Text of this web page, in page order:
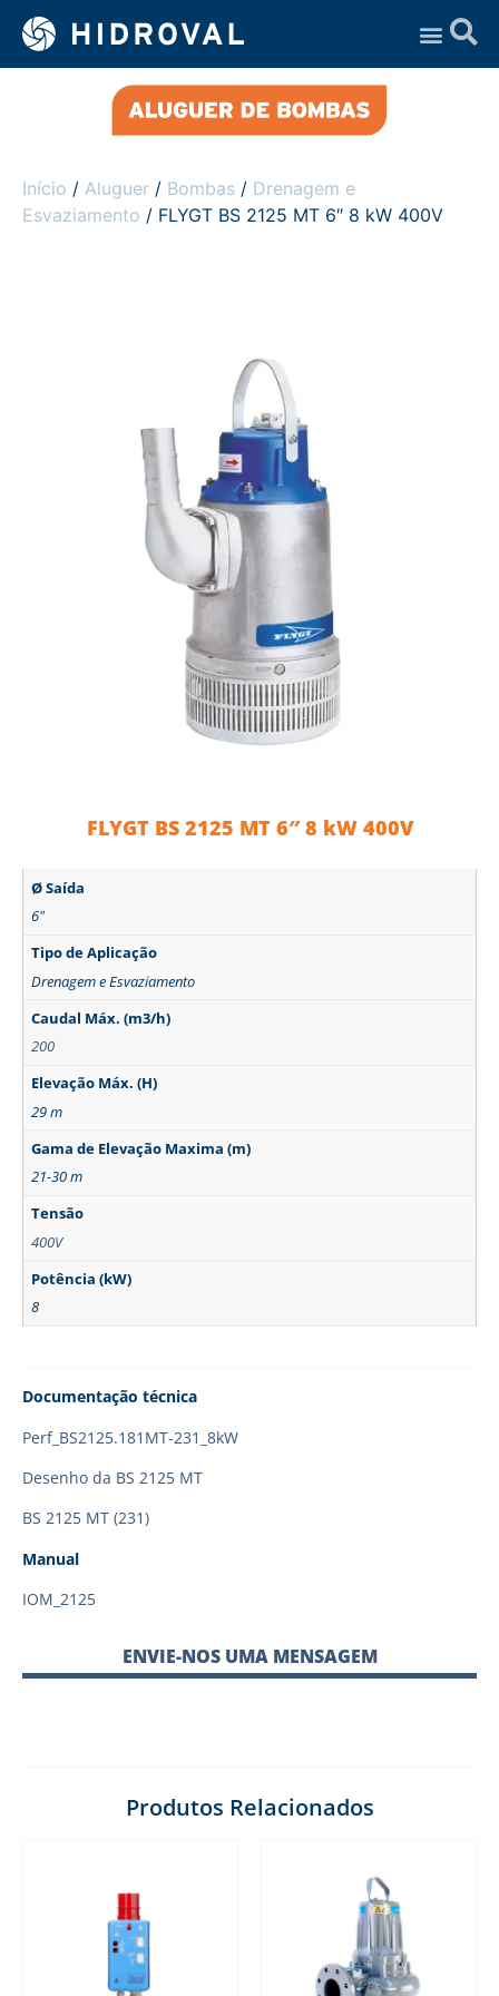
Início / Aluguer / Bombas / Drenagem e
Esvaziamento / FLYGT BS 2125 MT 6″ 8 kW 400V
FLYGT BS 2125 MT 6″ 8 kW 400V
Ø Saída
6"
Tipo de Aplicação
Drenagem e Esvaziamento
Caudal Máx. (m3/h)
200
Elevação Máx. (H)
29 m
Gama de Elevação Maxima (m)
21-30 m
Tensão
400V
Potência (kW)
8
Documentação técnica
Perf_BS2125.181MT-231_8kW
Desenho da BS 2125 MT
BS 2125 MT (231)
Manual
IOM_2125
ENVIE-NOS UMA MENSAGEM
Produtos Relacionados